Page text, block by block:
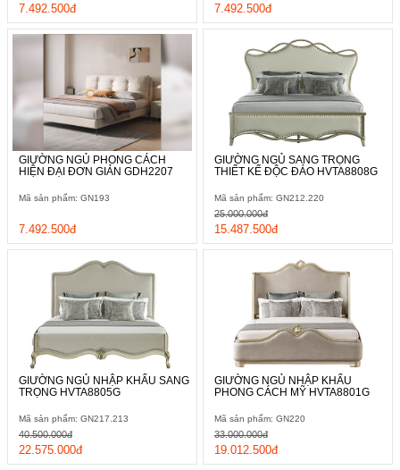
7.492.500đ 7.492.500đ
GIƯỜNG NGỦ PHONG CÁCH
HIỆN ĐẠI ĐƠN GIẢN GDH2207
Mã sản phẩm: GN193
7.492.500đ
GIƯỜNG NGỦ SANG TRỌNG
THIẾT KẾ ĐỘC ĐÁO HVTA8808G
Mã sản phẩm: GN212.220
15.487.500đ
25.000.000đ
GIƯỜNG NGỦ NHẬP KHẨU SANG
TRỌNG HVTA8805G
Mã sản phẩm: GN217.213
22.575.000đ
40.500.000đ
GIƯỜNG NGỦ NHẬP KHẨU
PHONG CÁCH MỸ HVTA8801G
Mã sản phẩm: GN220
19.012.500đ
33.000.000đ